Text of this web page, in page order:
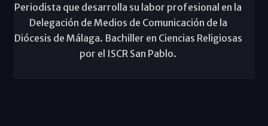
Periodista que desarrolla su labor profesional en la
Delegación de Medios de Comunicación de la
Diócesis de Málaga. Bachiller en Ciencias Religiosas
por el ISCR San Pablo.